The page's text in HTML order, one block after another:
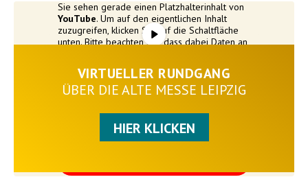
Sie sehen gerade einen Platzhalterinhalt von
YouTube. Um auf den eigentlichen Inhalt
zuzugreifen, klicken Sie auf die Schaltfläche
unten. Bitte beachten Sie, dass dabei Daten an
Mehr Informationen
Inhalt entsperren
Erforderlichen Service
akzeptieren und Inhalte
VIRTUELLER RUNDGANG
ÜBER DIE ALTE MESSE LEIPZIG
HIER KLICKEN